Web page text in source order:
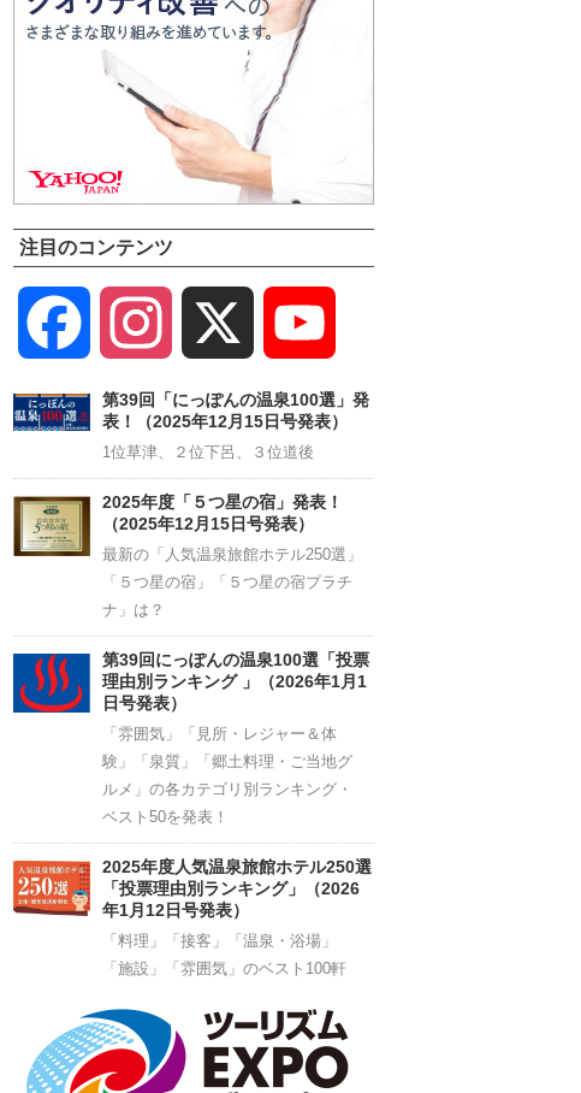
注目のコンテンツ
Facebook Instagram
Channel
第39回「にっぽんの温泉100選」発
表！（2025年12月15日号発表）
1位草津、２位下呂、３位道後
2025年度「５つ星の宿」発表！
（2025年12月15日号発表）
最新の「人気温泉旅館ホテル250選」
「５つ星の宿」「５つ星の宿プラチ
ナ」は？
第39回にっぽんの温泉100選「投票
理由別ランキング 」（2026年1月1
日号発表）
「雰囲気」「見所・レジャー＆体
験」「泉質」「郷土料理・ご当地グ
ルメ」の各カテゴリ別ランキング・
ベスト50を発表！
2025年度人気温泉旅館ホテル250選
「投票理由別ランキング」（2026
年1月12日号発表）
「料理」「接客」「温泉・浴場」
「施設」「雰囲気」のベスト100軒